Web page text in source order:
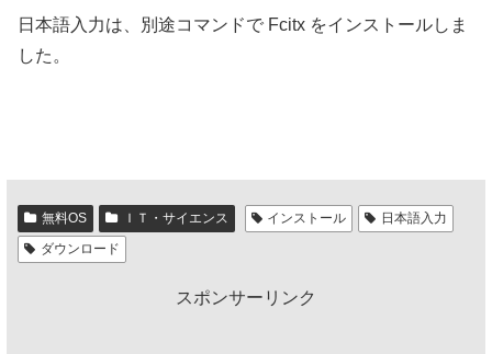
日本語入力は、別途コマンドで Fcitx をインストールしま
した。
無料OS ＩＴ・サイエンス インストール
日本語入力
ダウンロード
スポンサーリンク